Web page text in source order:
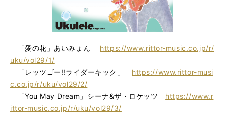
「愛の花」あいみょん https://www.rittor-music.co.jp/r/
uku/vol29/1/
「レッツゴー!!ライダーキック」 https://www.rittor-musi
c.co.jp/r/uku/vol29/2/
「You May Dream」シーナ&ザ・ロケッツ https://www.r
ittor-music.co.jp/r/uku/vol29/3/